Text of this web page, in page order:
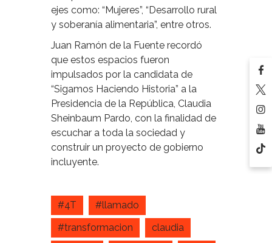
ejes como: “Mujeres”, “Desarrollo rural
y soberanía alimentaria”, entre otros.
Juan Ramón de la Fuente recordó
que estos espacios fueron
impulsados por la candidata de
“Sigamos Haciendo Historia” a la
Presidencia de la República, Claudia
Sheinbaum Pardo, con la finalidad de
escuchar a toda la sociedad y
construir un proyecto de gobierno
incluyente.
#4T
#llamado
#transformacion
claudia